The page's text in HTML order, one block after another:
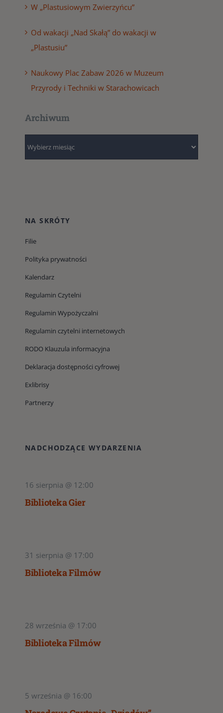
W „Plastusiowym Zwierzyńcu”
Od wakacji „Nad Skałą” do wakacji w
„Plastusiu”
Naukowy Plac Zabaw 2026 w Muzeum
Przyrody i Techniki w Starachowicach
Archiwum
NA SKRÓTY
Filie
Polityka prywatności
Kalendarz
Regulamin Czytelni
Regulamin Wypożyczalni
Regulamin czytelni internetowych
RODO Klauzula informacyjna
Deklaracja dostępności cyfrowej
Exlibrisy
Partnerzy
NADCHODZĄCE WYDARZENIA
16 sierpnia @ 12:00
Biblioteka Gier
31 sierpnia @ 17:00
Biblioteka Filmów
28 września @ 17:00
Biblioteka Filmów
5 września @ 16:00